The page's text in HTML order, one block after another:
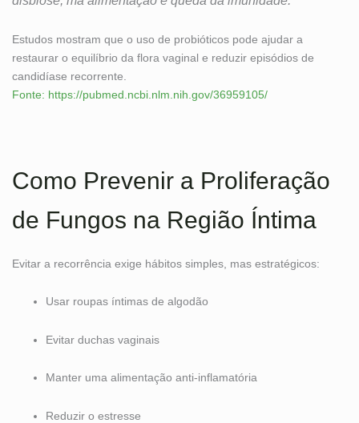
Estudos mostram que o uso de probióticos pode ajudar a
restaurar o equilíbrio da flora vaginal e reduzir episódios de
candidíase recorrente.
Fonte: https://pubmed.ncbi.nlm.nih.gov/36959105/
Como Prevenir a Proliferação
de Fungos na Região Íntima
Evitar a recorrência exige hábitos simples, mas estratégicos:
Usar roupas íntimas de algodão
Evitar duchas vaginais
Manter uma alimentação anti-inflamatória
Reduzir o estresse